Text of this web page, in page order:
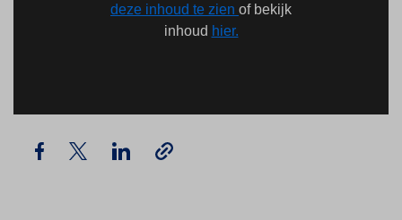
deze inhoud te zien of bekijk
inhoud hier.